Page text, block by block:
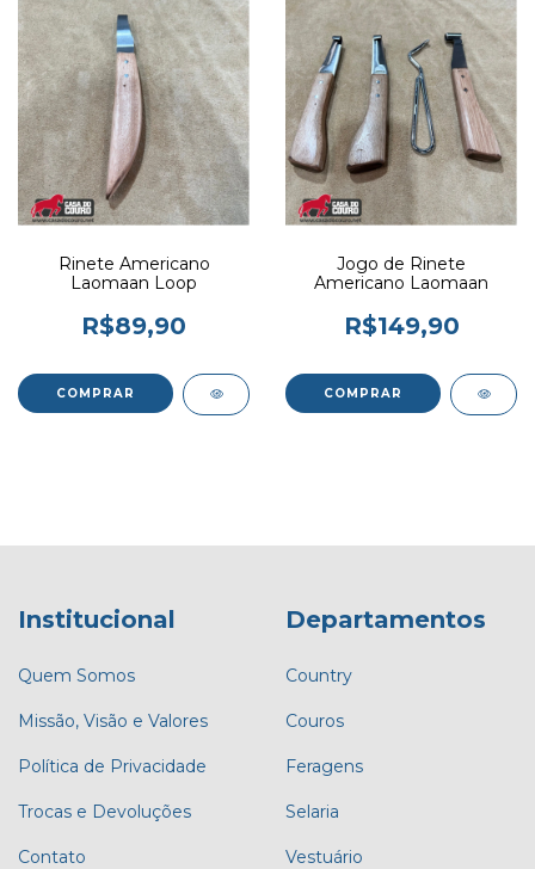
Rinete Americano
Laomaan Loop
R$89,90
Jogo de Rinete
Americano Laomaan
R$149,90
Institucional
Quem Somos
Missão, Visão e Valores
Política de Privacidade
Trocas e Devoluções
Contato
Departamentos
Country
Couros
Feragens
Selaria
Vestuário